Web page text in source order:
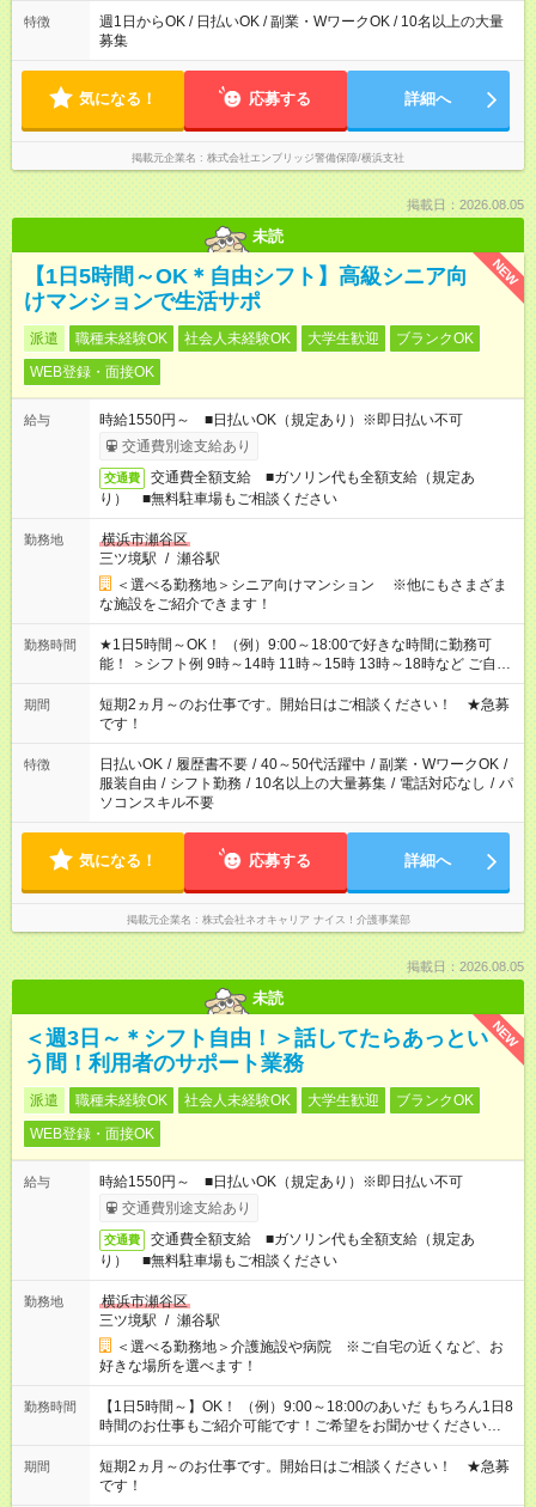
特徴
週1日からOK / 日払いOK / 副業・WワークOK / 10名以上の大量
募集
気になる！ 応募する 詳細へ
掲載元企業名 株式会社エンブリッジ警備保障/横浜支社
掲載日：2026.08.05
未読
NEW
【1日5時間～OK＊自由シフト】高級シニア向
けマンションで生活サポ
派遣 職種未経験OK 社会人未経験OK 大学生歓迎
ブランクOK
WEB登録・面接OK
給与
時給1550円～ ■日払いOK（規定あり）※即日払い不可
交通費別途支給あり
交通費
交通費全額支給 ■ガソリン代も全額支給（規定あ
り） ■無料駐車場もご相談ください
勤務地
横浜市瀬谷区
三ツ境駅 / 瀬谷駅
＜選べる勤務地＞シニア向けマンション ※他にもさまざま
な施設をご紹介できます！
勤務時間
★1日5時間～OK！ （例）9:00～18:00で好きな時間に勤務可
能！ ＞シフト例 9時～14時 11時～15時 13時～18時など ご自身
のご都合に合わせて勤務時間をご相談ください！ ★家庭の都合
でお休みや時間の調整が必要な場合も遠慮なくご相談くださ
い。
期間
短期2ヵ月～のお仕事です。開始日はご相談ください！ ★急募
です！
特徴 日払いOK / 履歴書不要 / 40～50代活躍中 / 副業・WワークOK /
服装自由 / シフト勤務 / 10名以上の大量募集 / 電話対応なし / パ
ソコンスキル不要
気になる！ 応募する 詳細へ
掲載元企業名 株式会社ネオキャリア ナイス！介護事業部
掲載日：2026.08.05
未読
NEW
＜週3日～＊シフト自由！＞話してたらあっとい
う間！利用者のサポート業務
派遣 職種未経験OK 社会人未経験OK 大学生歓迎
ブランクOK
WEB登録・面接OK
給与
時給1550円～ ■日払いOK（規定あり）※即日払い不可
交通費別途支給あり
交通費
交通費全額支給 ■ガソリン代も全額支給（規定あ
り） ■無料駐車場もご相談ください
勤務地
横浜市瀬谷区
三ツ境駅 / 瀬谷駅
＜選べる勤務地＞介護施設や病院 ※ご自宅の近くなど、お
好きな場所を選べます！
勤務時間
【1日5時間～】OK！ （例）9:00～18:00のあいだ もちろん1日8
時間のお仕事もご紹介可能です！ご希望をお聞かせください！
その他の時間帯もあなたのライフスタイルに合わせて お選びい
ただけます！ 【シフト固定もOK】★家庭の都合でお休みが必要
な場合も遠慮なくご相談ください。 ※週最低15時間以上の勤務
が必要です
期間
短期2ヵ月～のお仕事です。開始日はご相談ください！ ★急募
です！